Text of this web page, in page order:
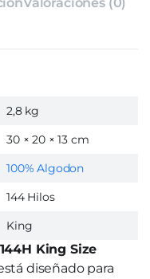
2,8 kg
30 × 20 × 13 cm
100% Algodon
144 Hilos
King
King Size
diseñado para